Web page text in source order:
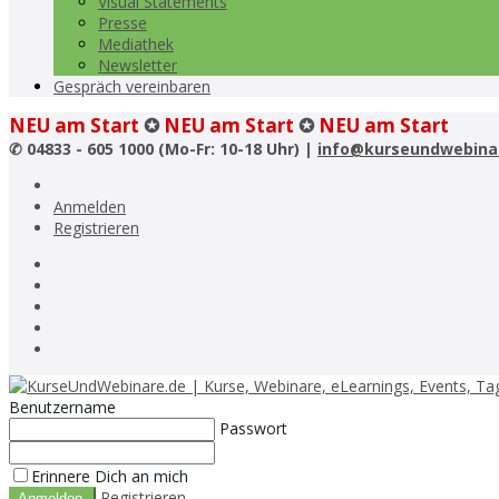
Presse
Mediathek
Newsletter
Gespräch vereinbaren
NEU am Start ✪ NEU am Start ✪ NEU am Start
✆ 04833 - 605 1000 (Mo-Fr: 10-18 Uhr) |
Anmelden
Registrieren
Benutzername
Passwort
Erinnere Dich an mich